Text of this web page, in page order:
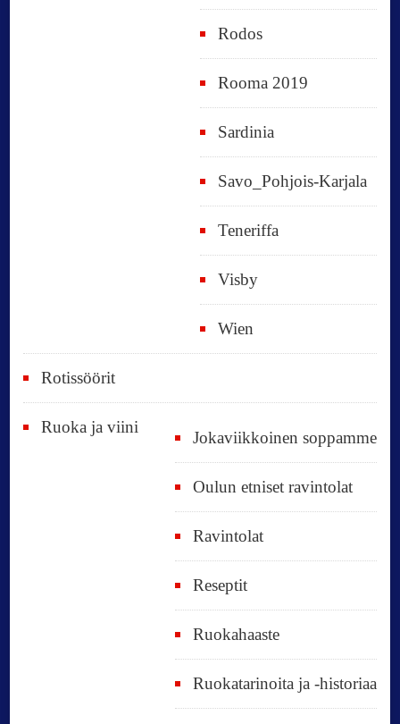
Rodos
Rooma 2019
Sardinia
Savo_Pohjois-Karjala
Teneriffa
Visby
Wien
Rotissöörit
Ruoka ja viini
Jokaviikkoinen soppamme
Oulun etniset ravintolat
Ravintolat
Reseptit
Ruokahaaste
Ruokatarinoita ja -historiaa